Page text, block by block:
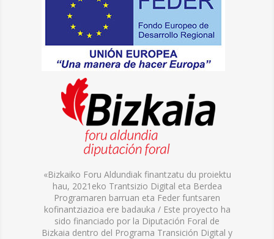
«Bizkaiko Foru Aldundiak finantzatu du proiektu
hau, 2021eko Trantsizio Digital eta Berdea
Programaren barruan eta Feder funtsaren
kofinantziazioa ere badauka / Este proyecto ha
sido financiado por la Diputación Foral de
Bizkaia dentro del Programa Transición Digital y